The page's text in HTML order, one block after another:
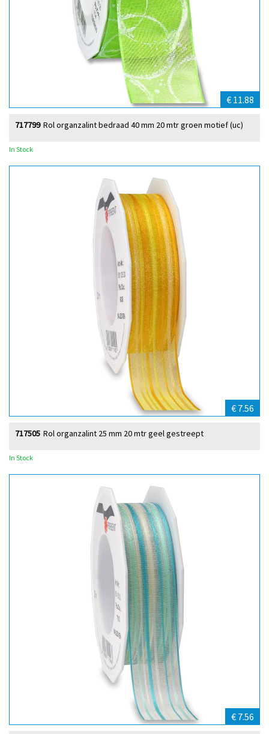
€ 11.88
Rol organzalint bedraad 40 mm 20 mtr groen motief (uc)
717799
In Stock
€ 7.56
Rol organzalint 25 mm 20 mtr geel gestreept
717505
In Stock
€ 7.56